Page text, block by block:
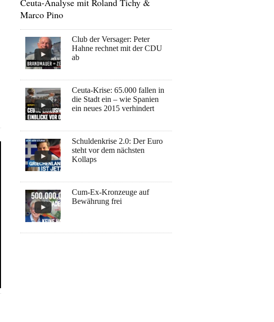
Ceuta-Analyse mit Roland Tichy &
Marco Pino
Club der Versager: Peter
Hahne rechnet mit der CDU
ab
Ceuta-Krise: 65.000 fallen in
die Stadt ein – wie Spanien
ein neues 2015 verhindert
Schuldenkrise 2.0: Der Euro
steht vor dem nächsten
Kollaps
Cum-Ex-Kronzeuge auf
Bewährung frei